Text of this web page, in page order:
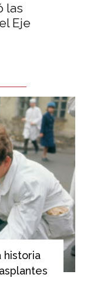
las
Eje
historia